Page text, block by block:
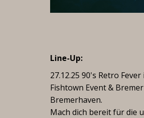
Line-Up:
27.12.25 90's Retro
Fishtown Event &
Bremerhaven.
Mach dich bereit für die